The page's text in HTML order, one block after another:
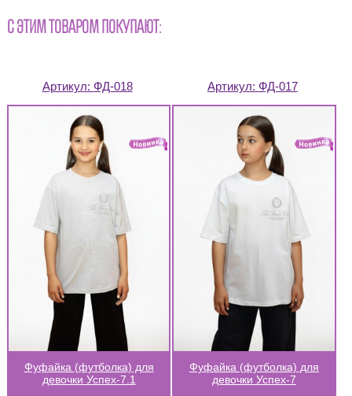
С ЭТИМ ТОВАРОМ ПОКУПАЮТ:
Артикул: ФД-018
Фуфайка (футболка) для
девочки Успех-7.1
Артикул: ФД-017
Фуфайка (футболка) для
девочки Успех-7